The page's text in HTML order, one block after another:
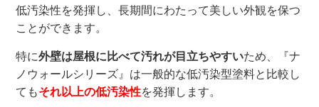
低汚染性を発揮し、長期間にわたって美しい外観を保つ
ことができます。
特に外壁は屋根に比べて汚れが目立ちやすいため、『ナ
ノウォールシリーズ』は一般的な低汚染型塗料と比較し
てもそれ以上の低汚染性を発揮します。